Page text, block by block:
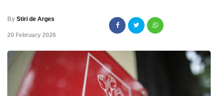
By Stiri de Arges
,20 February 2026